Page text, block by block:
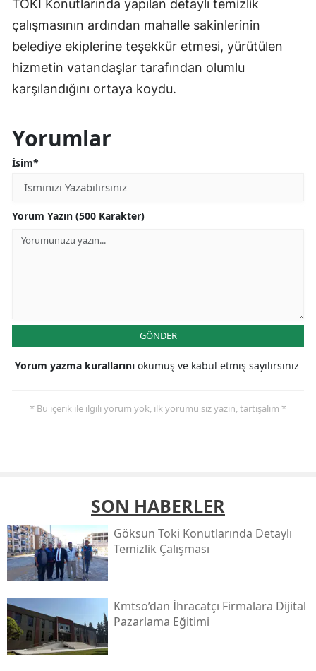
TOKİ Konutlarında yapılan detaylı temizlik
çalışmasının ardından mahalle sakinlerinin
belediye ekiplerine teşekkür etmesi, yürütülen
hizmetin vatandaşlar tarafından olumlu
karşılandığını ortaya koydu.
Yorumlar
İsim*
Yorum Yazın (500 Karakter)
GÖNDER
Yorum yazma kurallarını okumuş ve kabul etmiş sayılırsınız
* Bu içerik ile ilgili yorum yok, ilk yorumu siz yazın, tartışalım *
SON HABERLER
Göksun Toki̇ Konutlarında Detaylı
Temizlik Çalışması
Kmtso’dan İhracatçı Firmalara Dijital
Pazarlama Eğitimi